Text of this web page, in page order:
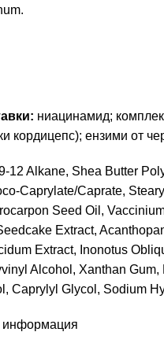
ниацинамид;
кордицепс); ензими от
12 Alkane, Shea Butter
Caprylate/Caprate,
Seed Oil,
Extract,
Extract, Inonotus
Alcohol, Xanthan
Caprylyl Glycol, Sodium
информация